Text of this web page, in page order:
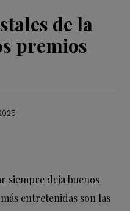
de la
premios
siempre deja buenos
entretenidas son las